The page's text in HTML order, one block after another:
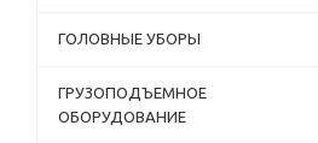
ГОЛОВНЫЕ УБОРЫ
ГРУЗОПОДЪЕМНОЕ
ОБОРУДОВАНИЕ